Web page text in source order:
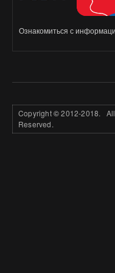
Ознакомиться с
Copyright©2012-2018.
Reserved.